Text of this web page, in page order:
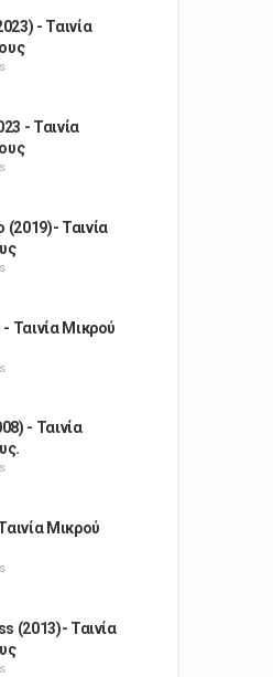
- Ταινία
- Ταινία
Ταινία
Ταινία Μικρού
- Ταινία
Μικρού
(2013)- Ταινία